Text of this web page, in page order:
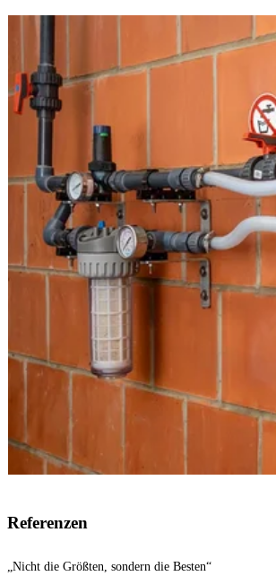
Referenzen
„Nicht die Größten, sondern die Besten“